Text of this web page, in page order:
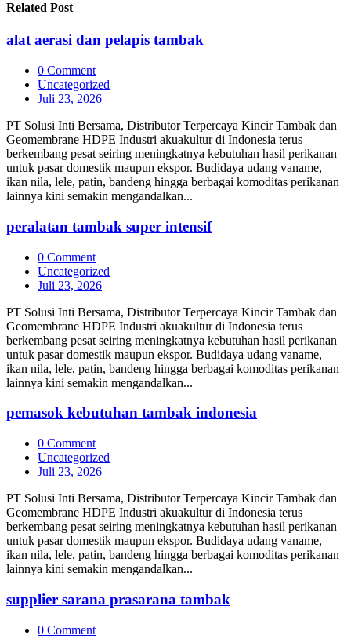
Related Post
alat aerasi dan pelapis tambak
0 Comment
Uncategorized
Juli 23, 2026
PT Solusi Inti Bersama, Distributor Terpercaya Kincir Tambak dan
Geomembrane HDPE Industri akuakultur di Indonesia terus
berkembang pesat seiring meningkatnya kebutuhan hasil perikanan
untuk pasar domestik maupun ekspor. Budidaya udang vaname,
ikan nila, lele, patin, bandeng hingga berbagai komoditas perikanan
lainnya kini semakin mengandalkan...
peralatan tambak super intensif
0 Comment
Uncategorized
Juli 23, 2026
PT Solusi Inti Bersama, Distributor Terpercaya Kincir Tambak dan
Geomembrane HDPE Industri akuakultur di Indonesia terus
berkembang pesat seiring meningkatnya kebutuhan hasil perikanan
untuk pasar domestik maupun ekspor. Budidaya udang vaname,
ikan nila, lele, patin, bandeng hingga berbagai komoditas perikanan
lainnya kini semakin mengandalkan...
pemasok kebutuhan tambak indonesia
0 Comment
Uncategorized
Juli 23, 2026
PT Solusi Inti Bersama, Distributor Terpercaya Kincir Tambak dan
Geomembrane HDPE Industri akuakultur di Indonesia terus
berkembang pesat seiring meningkatnya kebutuhan hasil perikanan
untuk pasar domestik maupun ekspor. Budidaya udang vaname,
ikan nila, lele, patin, bandeng hingga berbagai komoditas perikanan
lainnya kini semakin mengandalkan...
supplier sarana prasarana tambak
0 Comment